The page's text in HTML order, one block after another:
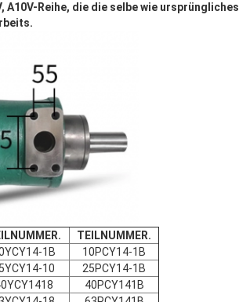
A10V-Reihe, die die selbe wie ursprüngliches
TEILNUMMER.
1B
10PCY14-1B
10
25PCY14-1B
40PCY141B